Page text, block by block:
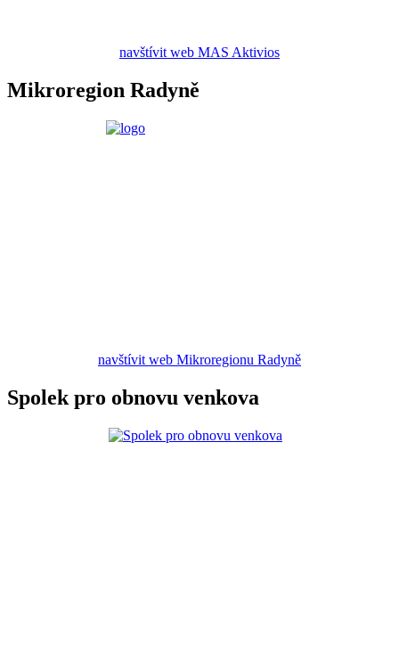
navštívit web MAS Aktivios
Mikroregion Radyně
navštívit web Mikroregionu Radyně
Spolek pro obnovu venkova